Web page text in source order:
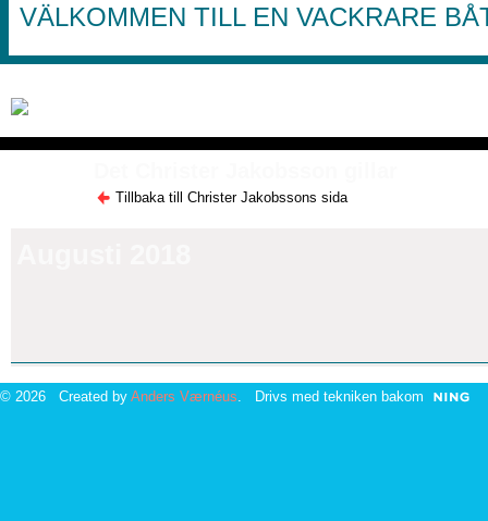
VÄLKOMMEN TILL EN VACKRARE
Tillbaka till Christer Jakobssons sida
© 2026 Created by Anders Værnéus . Drivs med tekniken bakom